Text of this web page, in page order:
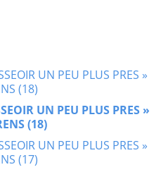
UN PEU PLUS PRES »
(18)